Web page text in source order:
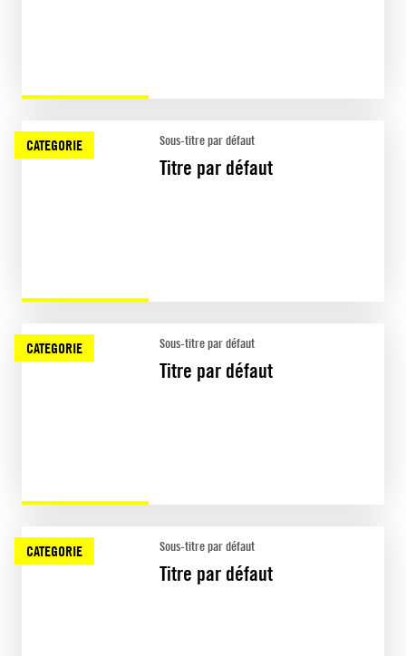
CATEGORIE Sous-titre par défaut
Titre par défaut
CATEGORIE Sous-titre par défaut
Titre par défaut
CATEGORIE Sous-titre par défaut
Titre par défaut